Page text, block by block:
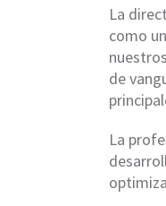
La
como
de
La